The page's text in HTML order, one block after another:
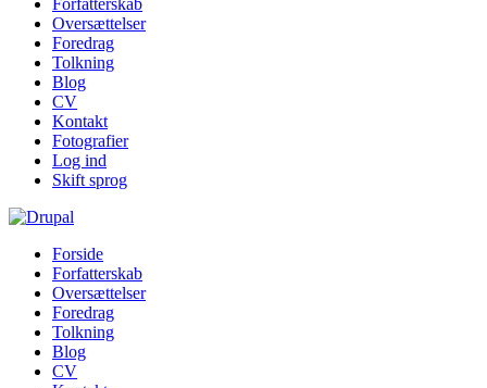
Forfatterskab
Oversættelser
Foredrag
Tolkning
Blog
CV
Kontakt
Fotografier
Log ind
Skift sprog
Forside
Forfatterskab
Oversættelser
Foredrag
Tolkning
Blog
CV